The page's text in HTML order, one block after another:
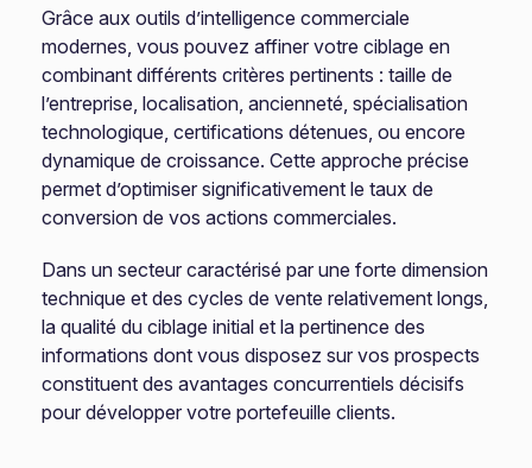
Grâce aux outils d’intelligence commerciale
modernes, vous pouvez affiner votre ciblage en
combinant différents critères pertinents : taille de
l’entreprise, localisation, ancienneté, spécialisation
technologique, certifications détenues, ou encore
dynamique de croissance. Cette approche précise
permet d’optimiser significativement le taux de
conversion de vos actions commerciales.
Dans un secteur caractérisé par une forte dimension
technique et des cycles de vente relativement longs,
la qualité du ciblage initial et la pertinence des
informations dont vous disposez sur vos prospects
constituent des avantages concurrentiels décisifs
pour développer votre portefeuille clients.